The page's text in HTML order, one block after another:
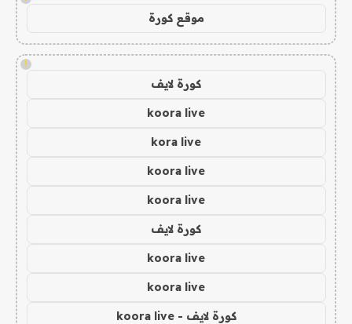
موقع كورة
!
كورة لايف
koora live
kora live
koora live
koora live
كورة لايف
koora live
koora live
كورة لايف - koora live